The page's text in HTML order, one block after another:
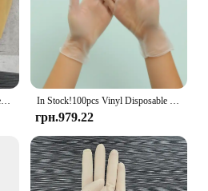
Mölnlycke Biogel ® (1 пара) Латексні рукавички Рукавички з краями без пудри довжина 29 см In Stock!100pcs Vinyl Disposable Gloves Powder-free Industrial Food Safety Translucent Pvc Mechanic Gloves Nitrile Gloves Size S
грн.979.22